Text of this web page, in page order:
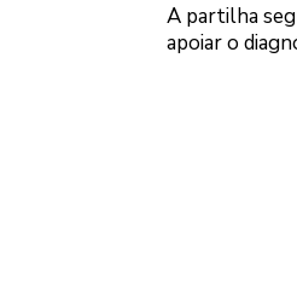
A partilha
apoiar o